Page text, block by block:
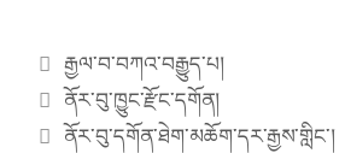
for: